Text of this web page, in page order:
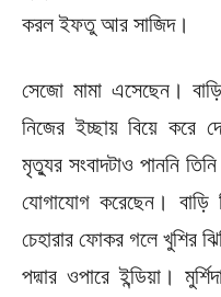
করল ইফতু আর সাজিদ।
সেজো মামা এসেছেন।
নিজের ইচ্ছায় বিয়ে করে
মৃত্যুর সংবাদটাও পাননি
যোগাযোগ করেছেন। বাড়ি
চেহারার ফোকর গলে খুশির
পদ্মার ওপারে ইন্ডিয়া।